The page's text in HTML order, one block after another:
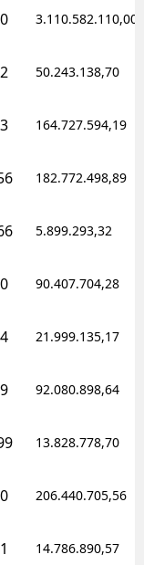
3.110.582.110,00
50.243.138,70
164.727.594,19
182.772.498,89
5.899.293,32
90.407.704,28
21.999.135,17
92.080.898,64
13.828.778,70
206.440.705,56
14.786.890,57